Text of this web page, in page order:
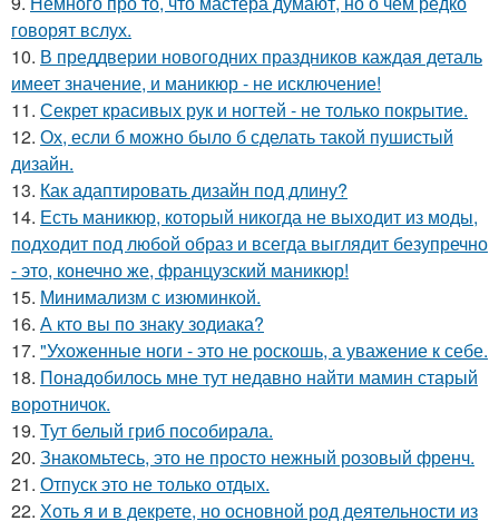
говорят вслух.
10. В преддверии новогодних праздников каждая деталь
имеет значение, и маникюр - не исключение!
11. Секрет красивых рук и ногтей - не только покрытие.
12. Ох, если б можно было б сделать такой пушистый
дизайн.
13. Как адаптировать дизайн под длину?
14. Есть маникюр, который никогда не выходит из моды,
подходит под любой образ и всегда выглядит безупречно
- это, конечно же, французский маникюр!
15. Минимализм с изюминкой.
16. А кто вы по знаку зодиака?
17. "Ухоженные ноги - это не роскошь, а уважение к себе.
18. Понадобилось мне тут недавно найти мамин старый
воротничок.
19. Тут белый гриб пособирала.
20. Знакомьтесь, это не просто нежный розовый френч.
21. Отпуск это не только отдых.
22. Хоть я и в декрете, но основной род деятельности из